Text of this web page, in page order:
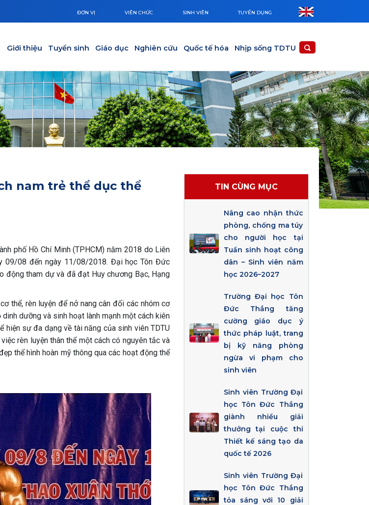
ĐƠN VỊ VIÊN CHỨC SINH VIÊN TUYỂN DỤNG
Giới thiệu Tuyển sinh Giáo dục Nghiên cứu Quốc tế hóa Nhịp sống TDTU
nam trẻ thể dục thể
phố Hồ Chí Minh (TPHCM) năm 2018 do Liên
09/08 đến ngày 11/08/2018. Đại học Tôn Đức
động tham dự và đã đạt Huy chương Bạc, Hạng
thể, rèn luyện để nở nang cân đối các nhóm cơ
dưỡng và sinh hoạt lành mạnh một cách kiên
sự đa dạng về tài năng của sinh viên TDTU
rèn luyện thân thể một cách có nguyên tắc và
thể hình hoàn mỹ thông qua các hoạt động thể
TIN CÙNG MỤC
Nâng cao nhận thức
phòng, chống ma túy
cho người học tại
Tuần sinh hoạt công
dân – Sinh viên năm
học 2026–2027
Trường Đại học Tôn
Đức Thắng tăng
cường giáo dục ý
thức pháp luật, trang
bị kỹ năng phòng
ngừa vi phạm cho
sinh viên
Sinh viên Trường Đại
học Tôn Đức Thắng
giành nhiều giải
thưởng tại cuộc thi
Thiết kế sáng tạo da
quốc tế 2026
Sinh viên Trường Đại
học Tôn Đức Thắng
tỏa sáng với 10 giải